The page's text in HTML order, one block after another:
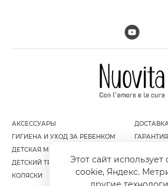
АКСЕССУАРЫ
ГИГИЕНА И УХОД ЗА РЕБЕНКОМ
ДЕТСКАЯ МЕБЕЛЬ
ДЕТСКИЙ ТРАНСПОРТ
КОЛЯСКИ
Этот сайт
cookie, Яндекс.